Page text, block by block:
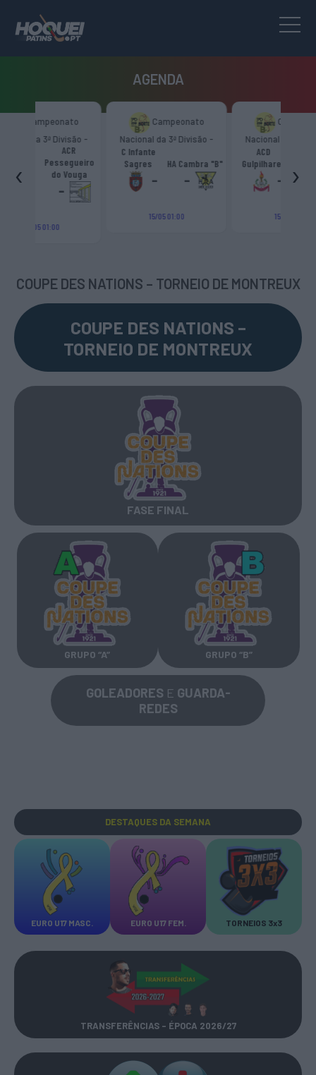
AGENDA
Campeonato
Nacional da 3ª Divisão -
Zona Norte “B”
C Infante
Sagres
-
HA Cambra "B"
Campeonato
Nacional da 3ª Divisão -
Zona Norte “B”
Gulpilhares
-
Escola Livre
Azeméis
‹ ›
COUPE DES NATIONS – TORNEIO DE MONTREUX
COUPE DES NATIONS –
TORNEIO DE MONTREUX
FASE FINAL
GRUPO “A” GRUPO “B”
GOLEADORES E GUARDA-
REDES
DESTAQUES DA SEMANA
EURO U17 MASC. EURO U17 FEM. TORNEIOS 3x3
TRANSFERÊNCIAS - ÉPOCA 2026/27